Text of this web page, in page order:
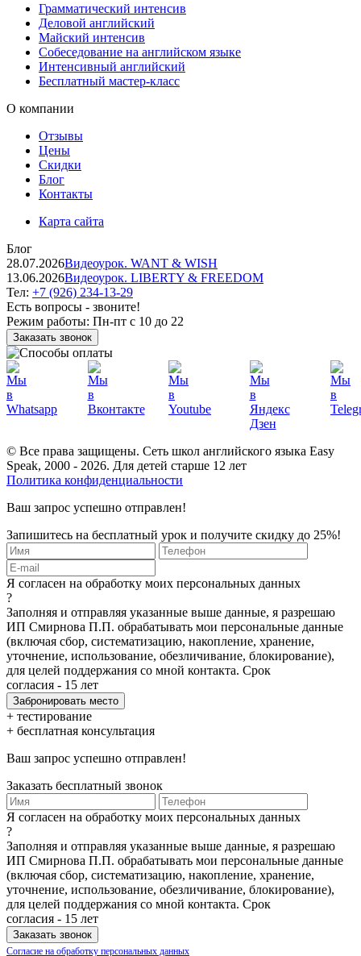
Грамматический интенсив
Деловой английский
Майский интенсив
Собеседование на английском языке
Интенсивный английский
Бесплатный мастер-класс
О компании
Отзывы
Цены
Скидки
Блог
Контакты
Карта сайта
Блог
28.07.2026Видеоурок. WANT & WISH
13.06.2026Видеоурок. LIBERTY & FREEDOM
Тел: +7 (926) 234-13-29
Есть вопросы - звоните!
Режим работы: Пн-пт с 10 до 22
Заказать звонок
© Все права защищены. Сеть школ английского языка Easy
Speak, 2000 - 2026. Для детей старше 12 лет
Политика конфиденциальности
Ваш запрос успешно отправлен!
Запишитесь на бесплатный урок и получите скидку до 25%!
Я согласен на обработку моих персональных данных
?
Заполняя и отправляя указанные выше данные, я разрешаю
ИП Смирнова П.П. обрабатывать мои персональные данные
(включая сбор, систематизацию, накопление, хранение,
уточнение, использование, обезличивание, блокирование),
для целей поддержания со мной контакта. Срок
согласия - 15 лет
+ тестирование
+ бесплатная консультация
Ваш запрос успешно отправлен!
Заказать бесплатный звонок
Я согласен на обработку моих персональных данных
?
Заполняя и отправляя указанные выше данные, я разрешаю
ИП Смирнова П.П. обрабатывать мои персональные данные
(включая сбор, систематизацию, накопление, хранение,
уточнение, использование, обезличивание, блокирование),
для целей поддержания со мной контакта. Срок
согласия - 15 лет
Согласие на обработку персональных данных